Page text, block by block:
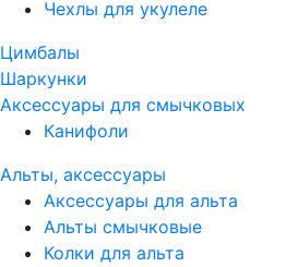
Чехлы для укулеле
Цимбалы
Шаркунки
Аксессуары для смычковых
Канифоли
Альты, аксессуары
Аксессуары для альта
Альты смычковые
Колки для альта